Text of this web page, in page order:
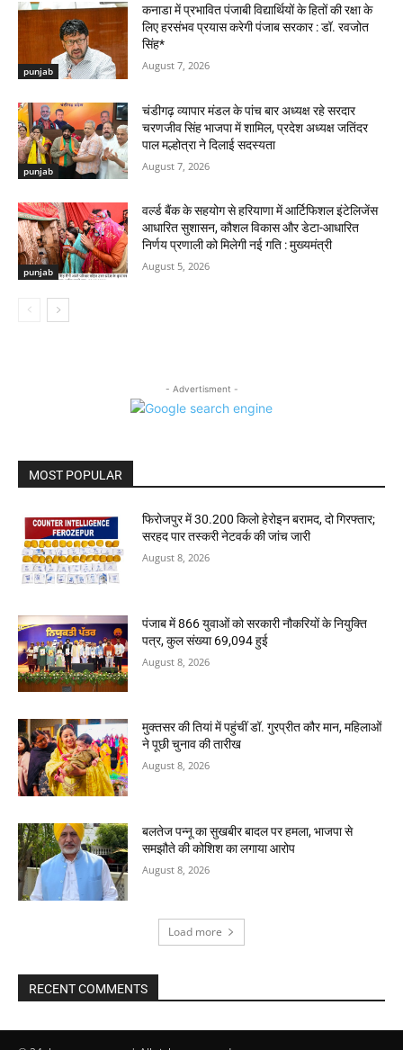
punjab
कनाडा में प्रभावित पंजाबी विद्यार्थियों के हितों की रक्षा के
लिए हरसंभव प्रयास करेगी पंजाब सरकार : डॉ. रवजोत
सिंह*
August 7, 2026
punjab
चंडीगढ़ व्यापार मंडल के पांच बार अध्यक्ष रहे सरदार
चरणजीव सिंह भाजपा में शामिल, प्रदेश अध्यक्ष जतिंदर
पाल मल्होत्रा ने दिलाई सदस्यता
August 7, 2026
punjab
वर्ल्ड बैंक के सहयोग से हरियाणा में आर्टिफिशल इंटेलिजेंस
आधारित सुशासन, कौशल विकास और डेटा-आधारित
निर्णय प्रणाली को मिलेगी नई गति : मुख्यमंत्री
August 5, 2026
- Advertisment -
MOST POPULAR
फिरोजपुर में 30.200 किलो हेरोइन बरामद, दो गिरफ्तार;
सरहद पार तस्करी नेटवर्क की जांच जारी
August 8, 2026
पंजाब में 866 युवाओं को सरकारी नौकरियों के नियुक्ति
पत्र, कुल संख्या 69,094 हुई
August 8, 2026
मुक्तसर की तियां में पहुंचीं डॉ. गुरप्रीत कौर मान, महिलाओं
ने पूछी चुनाव की तारीख
August 8, 2026
बलतेज पन्नू का सुखबीर बादल पर हमला, भाजपा से
समझौते की कोशिश का लगाया आरोप
August 8, 2026
Load more
RECENT COMMENTS